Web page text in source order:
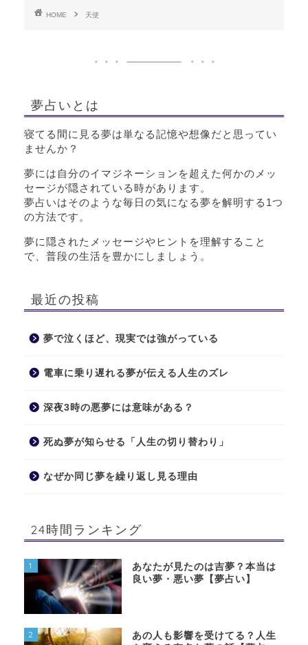
HOME 天使
夢占いとは
寝てる間に見る夢は単なる記憶や想像だと思ってい
ませんか？
夢には自分のイマジネーションを超えた何かのメッ
セージが隠されている時があります。
夢占いはそのような毎日の気になる夢を解明する1つ
の方法です。
夢に隠されたメッセージやヒントを理解すること
で、普段の生活を豊かにしましょう。
最近の投稿
夢で泣くほど、現実では強がっている
電車に乗り遅れる夢が伝える人生のズレ
深夜3時の悪夢には意味がある？
死ぬ夢が知らせる「人生の切り替わり」
なぜか同じ夢を繰り返し見る理由
24時間ランキング
1
あなたが見たのは吉夢？本当は
良い夢・悪い夢【夢占い】
2
あの人も影響を受けてる？人生